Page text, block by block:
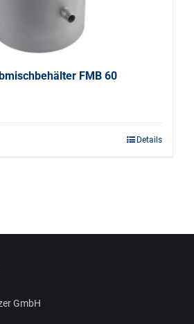
FMB 60
Details
GmbH